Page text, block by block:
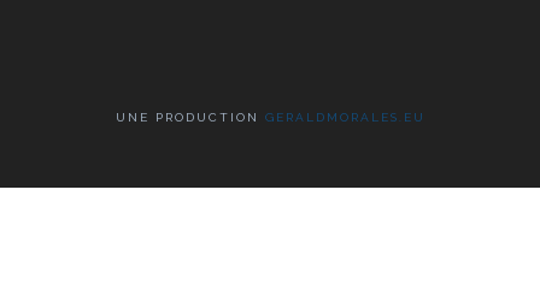
UNE PRODUCTION GERALDMORALES.EU